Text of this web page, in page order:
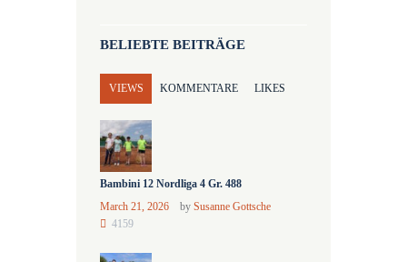
BELIEBTE BEITRÄGE
VIEWS KOMMENTARE LIKES
Bambini 12 Nordliga 4 Gr. 488
March 21, 2026
bySusanne Gottsche
4159